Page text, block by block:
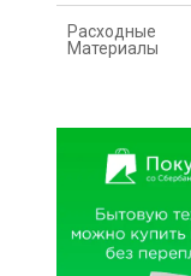
Расходные
Материалы